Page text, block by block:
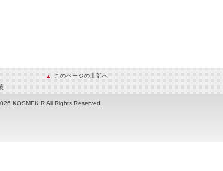
このページの上部へ
KOSMEK R All Rights Reserved.